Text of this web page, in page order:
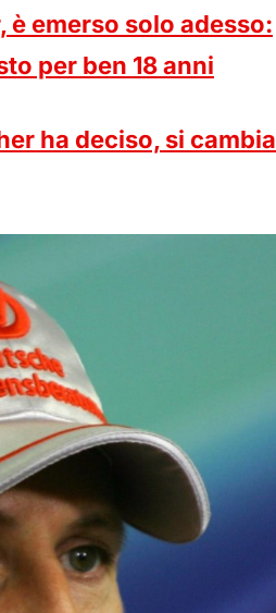
emerso solo adesso:
per ben 18 anni
ha deciso, si cambia